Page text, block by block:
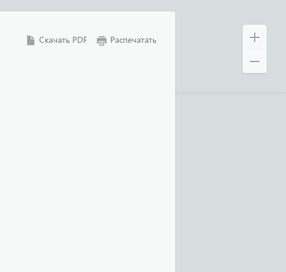
Скачать PDF Распечатать